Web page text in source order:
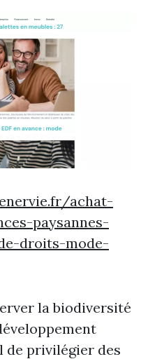
achat-
paysannes-
droits-mode-
la biodiversité
de privilégier des